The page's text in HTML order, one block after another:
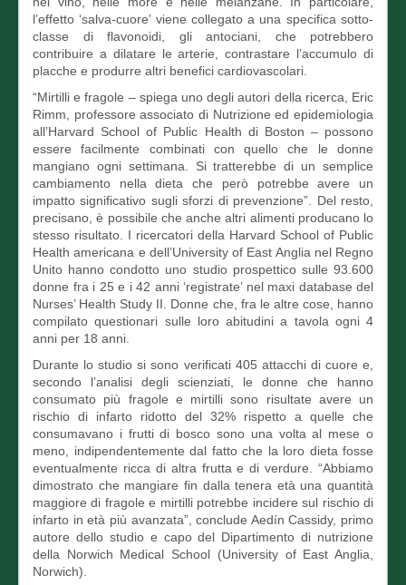
l’effetto ‘salva-cuore’ viene collegato a una specifica sotto-
classe di flavonoidi, gli antociani, che potrebbero
contribuire a dilatare le arterie, contrastare l’accumulo di
placche e produrre altri benefici cardiovascolari.
“Mirtilli e fragole – spiega uno degli autori della ricerca, Eric
Rimm, professore associato di Nutrizione ed epidemiologia
all’Harvard School of Public Health di Boston – possono
essere facilmente combinati con quello che le donne
mangiano ogni settimana. Si tratterebbe di un semplice
cambiamento nella dieta che però potrebbe avere un
impatto significativo sugli sforzi di prevenzione”. Del resto,
precisano, è possibile che anche altri alimenti producano lo
stesso risultato. I ricercatori della Harvard School of Public
Health americana e dell’University of East Anglia nel Regno
Unito hanno condotto uno studio prospettico sulle 93.600
donne fra i 25 e i 42 anni ‘registrate’ nel maxi database del
Nurses’ Health Study II. Donne che, fra le altre cose, hanno
compilato questionari sulle loro abitudini a tavola ogni 4
anni per 18 anni.
Durante lo studio si sono verificati 405 attacchi di cuore e,
secondo l’analisi degli scienziati, le donne che hanno
consumato più fragole e mirtilli sono risultate avere un
rischio di infarto ridotto del 32% rispetto a quelle che
consumavano i frutti di bosco sono una volta al mese o
meno, indipendentemente dal fatto che la loro dieta fosse
eventualmente ricca di altra frutta e di verdure. “Abbiamo
dimostrato che mangiare fin dalla tenera età una quantità
maggiore di fragole e mirtilli potrebbe incidere sul rischio di
infarto in età più avanzata”, conclude Aedín Cassidy, primo
autore dello studio e capo del Dipartimento di nutrizione
della Norwich Medical School (University of East Anglia,
Norwich).